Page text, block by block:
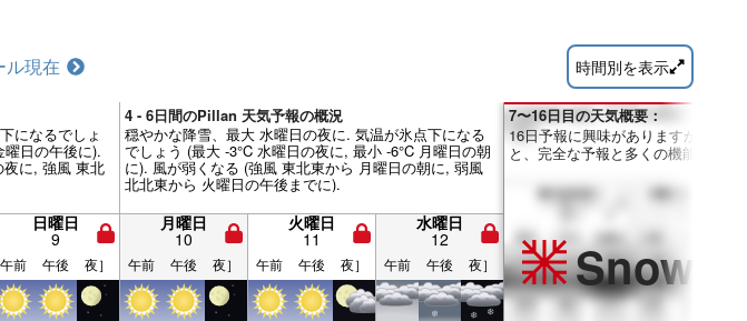
ル現在 時間別を表示
になるでしょ
曜日の午後に).
に, 強風 東北
4 - 6日間のPillan 天気予報の概況
穏やかな降雪、最大 水曜日の夜に. 気温が氷点下になる
でしょう (最大 -3°C 水曜日の夜に, 最小 -6°C 月曜日の朝
に). 風が弱くなる (強風 東北東から 月曜日の朝に, 弱風
北北東から 火曜日の午後までに).
日曜日
9
月曜日
10
火曜日
11
水曜日
12
午前 午後 夜］ 午前 午後 夜］ 午前 午後 夜］ 午前 午後 夜］
7〜16日目の天気概要：
16日予報に興味がありますか？Pro
と、完全な予報と多くの機能を利用
Snow